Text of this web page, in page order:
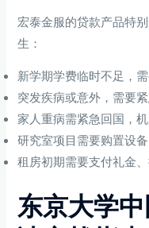
宏泰金服的贷款产品特
生：
新学期学费临时不足，
突发疾病或意外，需要
家人重病需紧急回国，
研究室项目需要购置设
租房初期需要支付礼金
东京大学